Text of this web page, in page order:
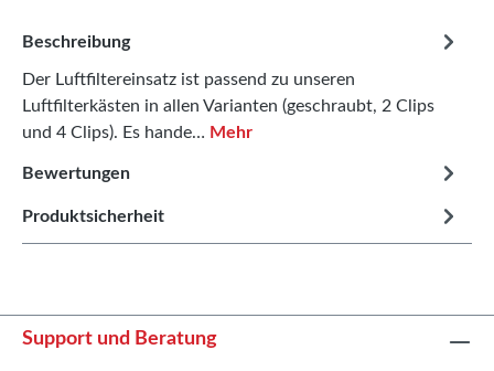
Beschreibung
Der Luftfiltereinsatz ist passend zu unseren
Luftfilterkästen in allen Varianten (geschraubt, 2 Clips
und 4 Clips). Es hande… Mehr
Bewertungen
Produktsicherheit
Support und Beratung